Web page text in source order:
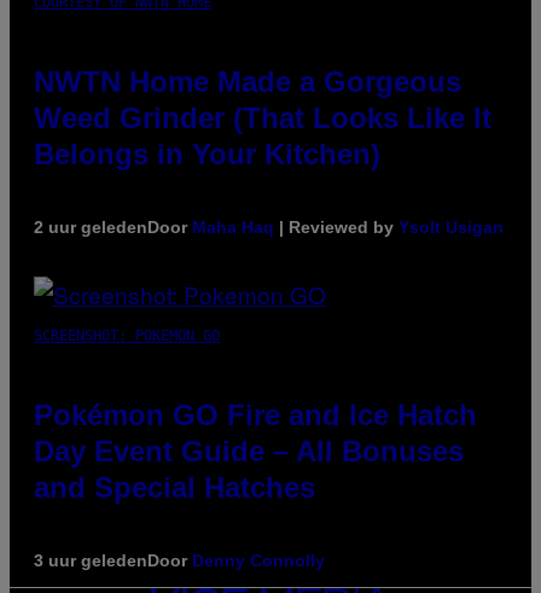
NWTN Home Made a Gorgeous
Weed Grinder (That Looks Like It
Belongs in Your Kitchen)
2 uur geledenDoor Maha Haq | Reviewed by Ysolt Usigan
SCREENSHOT: POKEMON GO
Pokémon GO Fire and Ice Hatch
Day Event Guide – All Bonuses
and Special Hatches
3 uur geledenDoor Denny Connolly